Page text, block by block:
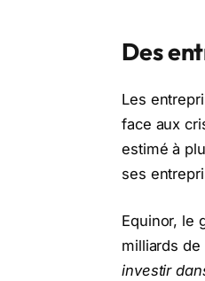
Des
Les
face aux
estimé à
ses
Equinor, le
milliards
investir